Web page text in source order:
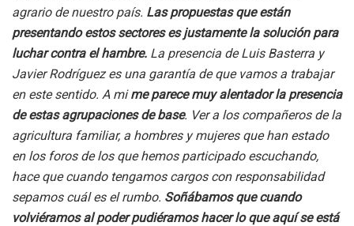
agrario de nuestro país. Las propuestas que están
presentando estos sectores es justamente la solución para
luchar contra el hambre. La presencia de Luis Basterra y
Javier Rodríguez es una garantía de que vamos a trabajar
en este sentido. A mime parece muy alentador la presencia
de estas agrupaciones de base. Ver a los compañeros de la
agricultura familiar, a hombres y mujeres que han estado
en los foros de los que hemos participado escuchando,
hace que cuando tengamos cargos con responsabilidad
sepamos cuál es el rumbo. Soñábamos que cuando
volviéramos al poder pudiéramos hacer lo que aquí se está